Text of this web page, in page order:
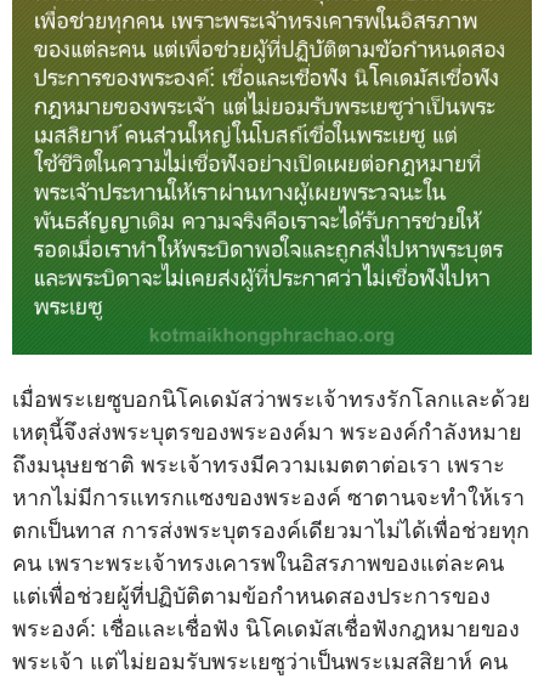
เมื่อพระเยซูบอกนิโคเดมัสว่าพระเจ้าทรงรักโลกและด้วย
เหตุนี้จึงส่งพระบุตรของพระองค์มา พระองค์กำลังหมาย
ถึงมนุษยชาติ พระเจ้าทรงมีความเมตตาต่อเรา เพราะ
หากไม่มีการแทรกแซงของพระองค์ ซาตานจะทำให้เรา
ตกเป็นทาส การส่งพระบุตรองค์เดียวมาไม่ได้เพื่อช่วยทุก
คน เพราะพระเจ้าทรงเคารพในอิสรภาพของแต่ละคน
แต่เพื่อช่วยผู้ที่ปฏิบัติตามข้อกำหนดสองประการของ
พระองค์: เชื่อและเชื่อฟัง นิโคเดมัสเชื่อฟังกฎหมายของ
พระเจ้า แต่ไม่ยอมรับพระเยซูว่าเป็นพระเมสสิยาห์ คน